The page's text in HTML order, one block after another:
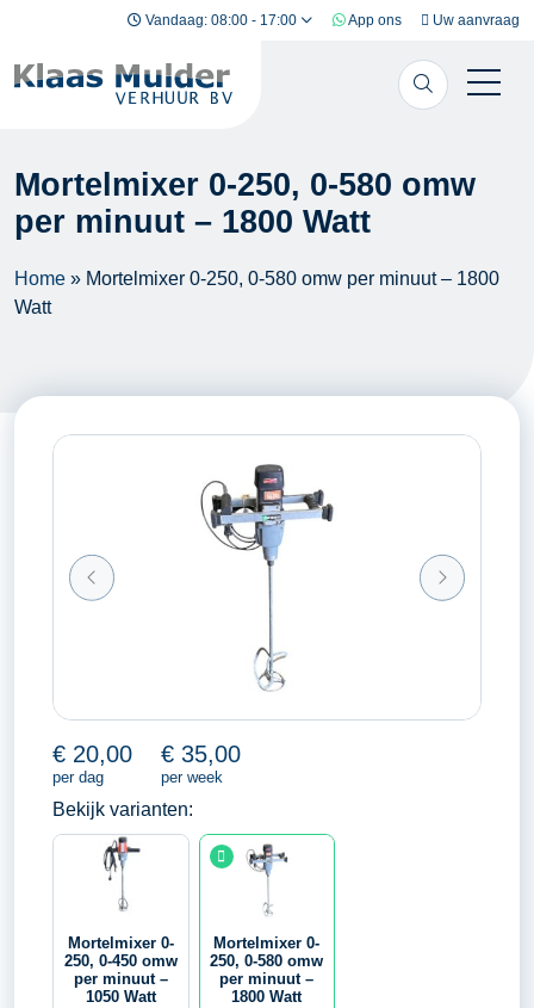
Ga naar inhoud Vandaag: 08:00 - 17:00 App ons Uw aanvraag
Mortelmixer 0-250, 0-580 omw
per minuut – 1800 Watt
Home » Mortelmixer 0-250, 0-580 omw per minuut – 1800
Watt
€ 20,00
per dag
€ 35,00
per week
Bekijk varianten:
Mortelmixer 0-
250, 0-450 omw
per minuut –
1050 Watt
Mortelmixer 0-
250, 0-580 omw
per minuut –
1800 Watt